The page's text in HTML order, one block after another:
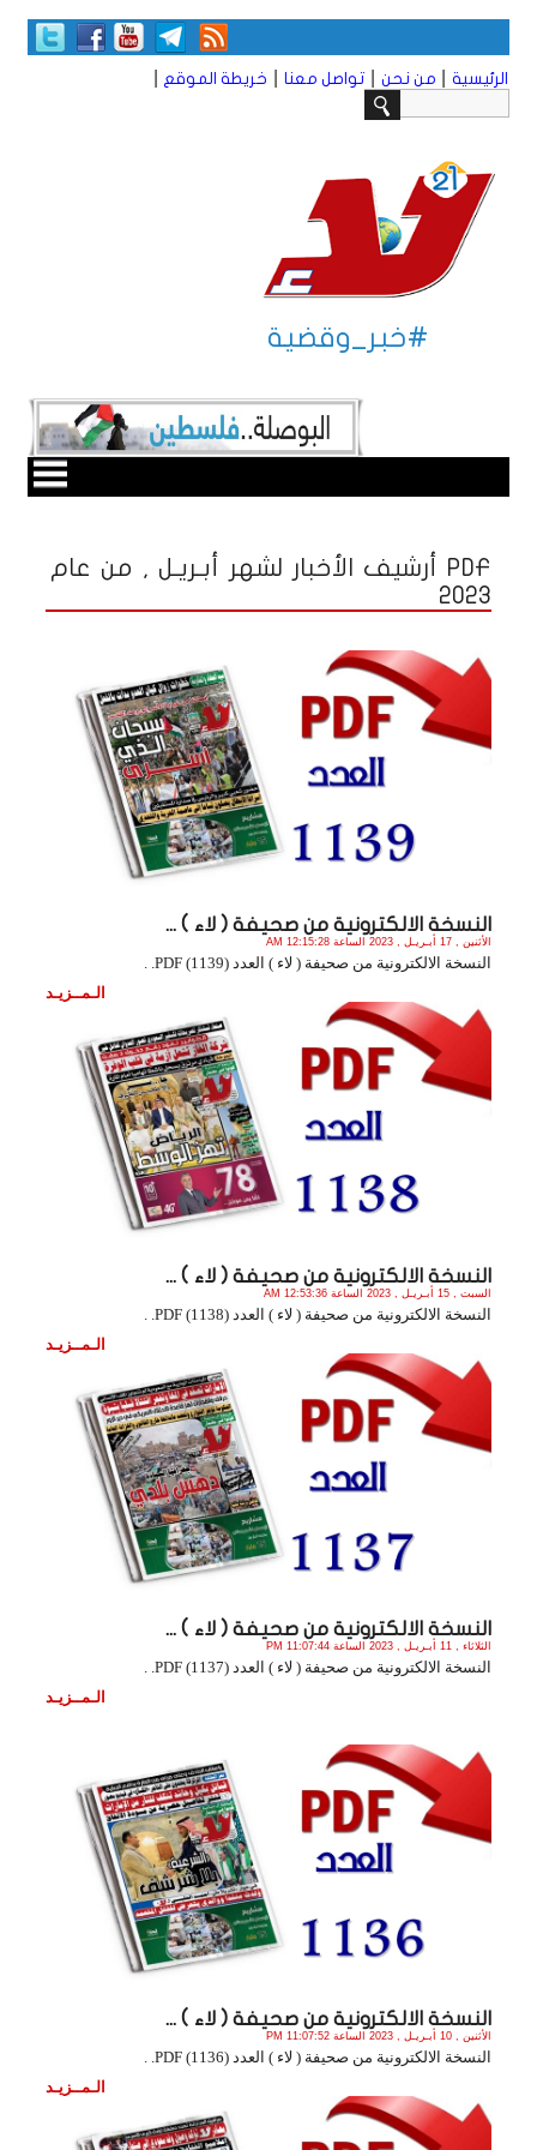
الرئيسية من نحن تواصل معنا خريطة الموقع
#خبر_وقضية
PDF أرشيف الأخبار لشهر أبـريـل , من عام
2023
النسخة الالكترونية من صحيفة ( لاء ) ...
الأثنين , 17 أبـريـل , 2023 الساعة 12:15:28 AM
النسخة الالكترونية من صحيفة ( لاء ) العدد (1139) PDF. .
الـمــزيـد
النسخة الالكترونية من صحيفة ( لاء ) ...
السبت , 15 أبـريـل , 2023 الساعة 12:53:36 AM
النسخة الالكترونية من صحيفة ( لاء ) العدد (1138) PDF. .
الـمــزيـد
النسخة الالكترونية من صحيفة ( لاء ) ...
الثلاثاء , 11 أبـريـل , 2023 الساعة 11:07:44 PM
النسخة الالكترونية من صحيفة ( لاء ) العدد (1137) PDF. .
الـمــزيـد
النسخة الالكترونية من صحيفة ( لاء ) ...
الأثنين , 10 أبـريـل , 2023 الساعة 11:07:52 PM
النسخة الالكترونية من صحيفة ( لاء ) العدد (1136) PDF. .
الـمــزيـد